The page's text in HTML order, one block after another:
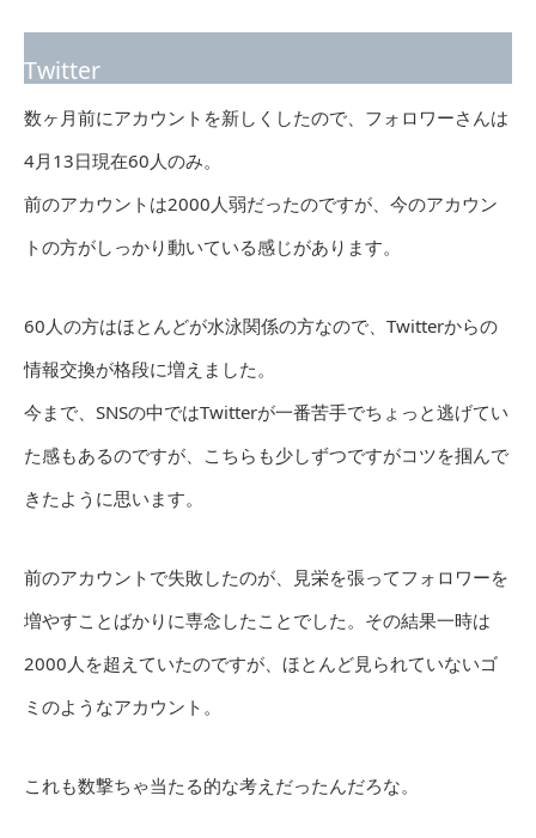
Twitter
数ヶ月前にアカウントを新しくしたので、フォロワーさんは
4月13日現在60人のみ。
前のアカウントは2000人弱だったのですが、今のアカウン
トの方がしっかり動いている感じがあります。
60人の方はほとんどが水泳関係の方なので、Twitterからの
情報交換が格段に増えました。
今まで、SNSの中ではTwitterが一番苦手でちょっと逃げてい
た感もあるのですが、こちらも少しずつですがコツを掴んで
きたように思います。
前のアカウントで失敗したのが、見栄を張ってフォロワーを
増やすことばかりに専念したことでした。その結果一時は
2000人を超えていたのですが、ほとんど見られていないゴ
ミのようなアカウント。
これも数撃ちゃ当たる的な考えだったんだろな。